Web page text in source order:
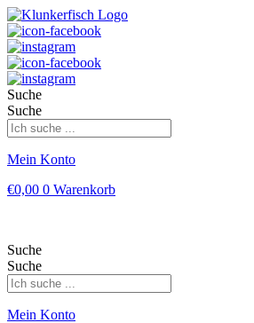
Suche
Suche
Mein Konto
€0,00 0 Warenkorb
Suche
Suche
Mein Konto